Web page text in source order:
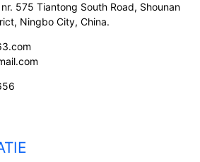
575 Tiantong South Road, Shounan
Ningbo City, China.